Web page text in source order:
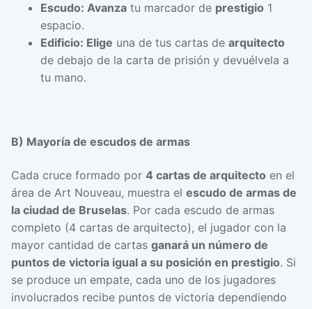
Escudo: Avanzatu marcador de prestigio 1
espacio.
Edificio: Elige una de tus cartas de arquitecto
de debajo de la carta de prisión y devuélvela a
tu mano.
B) Mayoría de escudos de armas
Cada cruce formado por 4 cartas de arquitecto en el
área de Art Nouveau, muestra el escudo de armas de
la ciudad de Bruselas. Por cada escudo de armas
completo (4 cartas de arquitecto), el jugador con la
mayor cantidad de cartas ganará un número de
puntos de victoria igual a su posición en prestigio. Si
se produce un empate, cada uno de los jugadores
involucrados recibe puntos de victoria dependiendo